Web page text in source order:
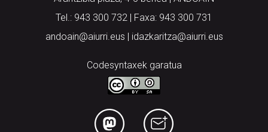
Tel.: 943 300 732 | Faxa: 943 300 731
andoain@aiurri.eus | idazkaritza@aiurri.eus
Codesyntaxek garatua